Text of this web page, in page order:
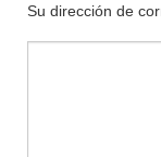
Su dirección de